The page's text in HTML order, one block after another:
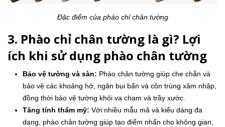
Đặc điểm của phào chỉ chân tường
3. Phào chỉ chân tường là gì? Lợi
ích khi sử dụng phào chân tường
Bảo vệ tường và sàn: Phào chân tường giúp che chắn và
bảo vệ các khoảng hở, ngăn bụi bẩn và côn trùng xâm nhập,
đồng thời bảo vệ tường khỏi va chạm và trầy xước.
Tăng tính thẩm mỹ: Với nhiều mẫu mã và kiểu dáng đa
dạng, phào chân tường giúp tạo điểm nhấn cho không gian,